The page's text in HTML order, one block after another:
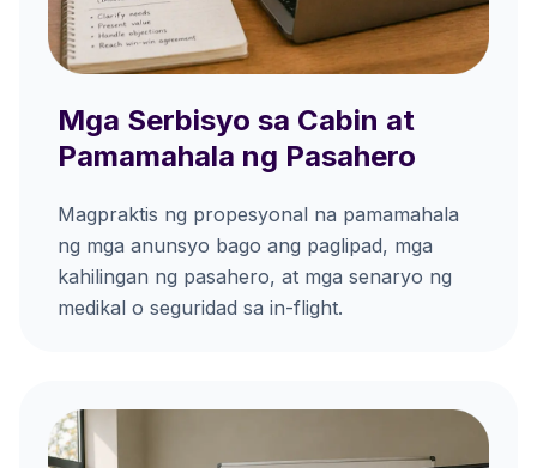
Mga Serbisyo sa Cabin at
Pamamahala ng Pasahero
Magpraktis ng propesyonal na pamamahala
ng mga anunsyo bago ang paglipad, mga
kahilingan ng pasahero, at mga senaryo ng
medikal o seguridad sa in-flight.